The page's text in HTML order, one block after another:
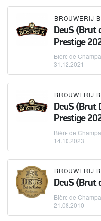
BROUWERIJ
DeuS (Brut
Prestige
Bière de
31.12.2021
BROUWERIJ
DeuS (Brut
Prestige
Bière de
14.10.2023
BROUWERIJ
DeuS (Brut
Bière de
21.08.2010